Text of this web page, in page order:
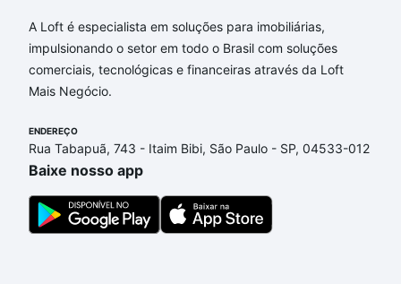
A Loft é especialista em soluções para imobiliárias,
impulsionando o setor em todo o Brasil com soluções
comerciais, tecnológicas e financeiras através da Loft
Mais Negócio.
ENDEREÇO
Rua Tabapuã, 743 - Itaim Bibi, São Paulo - SP, 04533-012
Baixe nosso app